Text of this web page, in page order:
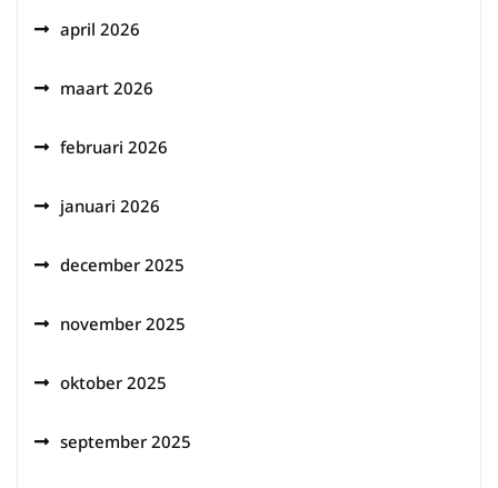
april 2026
maart 2026
februari 2026
januari 2026
december 2025
november 2025
oktober 2025
september 2025